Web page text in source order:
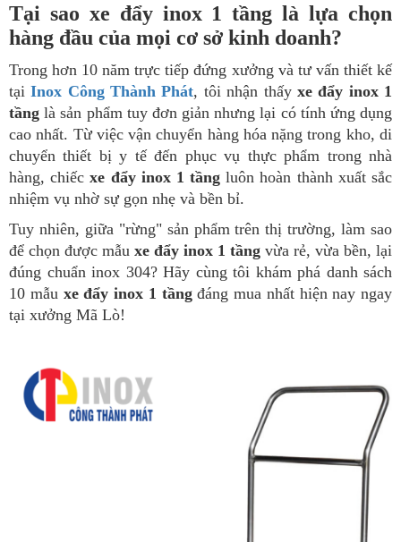
Tại sao xe đẩy inox 1 tầng là lựa chọn
hàng đầu của mọi cơ sở kinh doanh?
Trong hơn 10 năm trực tiếp đứng xưởng và tư vấn thiết kế
tạiInox Công Thành Phát, tôi nhận thấy xe đẩy inox 1
tầng là sản phẩm tuy đơn giản nhưng lại có tính ứng dụng
cao nhất. Từ việc vận chuyển hàng hóa nặng trong kho, di
chuyển thiết bị y tế đến phục vụ thực phẩm trong nhà
hàng, chiếcxe đẩy inox 1 tầng luôn hoàn thành xuất sắc
nhiệm vụ nhờ sự gọn nhẹ và bền bỉ.
Tuy nhiên, giữa "rừng" sản phẩm trên thị trường, làm sao
để chọn được mẫu xe đẩy inox 1 tầng vừa rẻ, vừa bền, lại
đúng chuẩn inox 304? Hãy cùng tôi khám phá danh sách
10 mẫu xe đẩy inox 1 tầngđáng mua nhất hiện nay ngay
tại xưởng Mã Lò!